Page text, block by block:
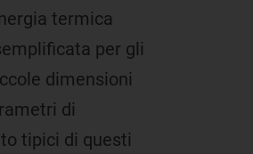
termica
per gli
dimensioni
di
tipici di questi